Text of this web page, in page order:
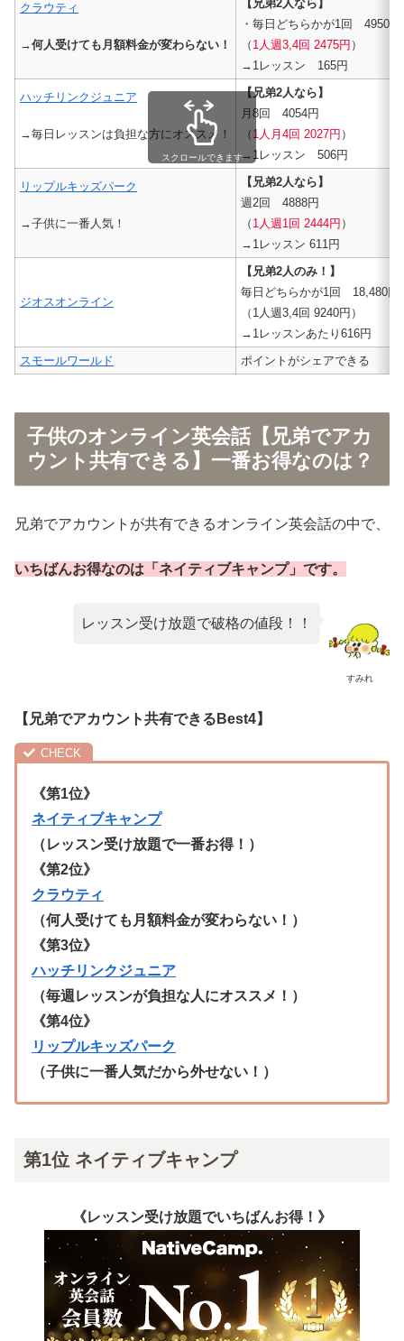
クラウティ
→何人受けても月額料金が変わらない！
【兄弟2人なら】
・毎日どちらかが1回 4950円
（ 1人週3,4回 2475円 ）
→1レッスン 165円
ハッチリンクジュニア
→毎日レッスンは負担な方にオススメ！
【兄弟2人なら】
月8回 4054円
（ 1人月4回 2027円 ）
→1レッスン 506円
リップルキッズパーク
→子供に一番人気！
【兄弟2人なら】
週2回 4888円
（ 1人週1回 2444円 ）
→1レッスン 611円
ジオスオンライン
【兄弟2人のみ！】
毎日どちらかが1回 18,480円
（1人週3,4回 9240円）
→1レッスンあたり616円
スモールワールド
ポイントがシェアできる
スクロールできます
子供のオンライン英会話【兄弟でアカ
ウント共有できる】一番お得なのは？
兄弟でアカウントが共有できるオンライン英会話の中で、
いちばんお得なのは「ネイティブキャンプ」です。
すみれ
レッスン受け放題で破格の値段！！
【兄弟でアカウント共有できるBest4】
《第1位》
ネイティブキャンプ
（レッスン受け放題で一番お得！）
《第2位》
クラウティ
（何人受けても月額料金が変わらない！）
《第3位》
ハッチリンクジュニア
（毎週レッスンが負担な人にオススメ！）
《第4位》
リップルキッズパーク
（子供に一番人気だから外せない！）
第1位 ネイティブキャンプ
《レッスン受け放題でいちばんお得！》